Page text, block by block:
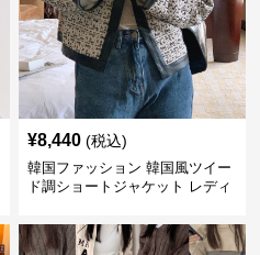
¥8,440 (税込)
韓国ファッション 韓国風ツイー
ド調ショートジャケット レディ